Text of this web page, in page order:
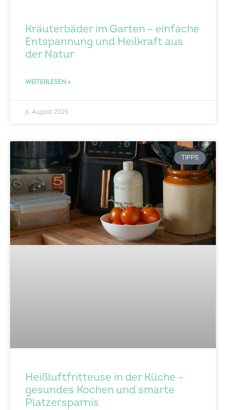
Kräuterbäder im Garten – einfache
Entspannung und Heilkraft aus
der Natur
WEITERLESEN »
6. August 2026
TIPPS
Heißluftfritteuse in der Küche –
gesundes Kochen und smarte
Platzersparnis